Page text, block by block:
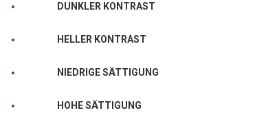
DUNKLER KONTRAST
HELLER KONTRAST
NIEDRIGE SÄTTIGUNG
HOHE SÄTTIGUNG